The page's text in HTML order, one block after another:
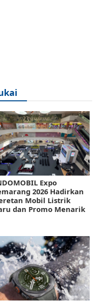
Expo
2026 Hadirkan
Mobil Listrik
dan Promo Menarik